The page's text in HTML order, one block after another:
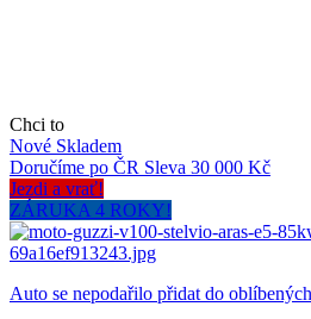
Chci to
Nové Skladem
Doručíme po ČR Sleva 30 000 Kč
Jezdi a vrať!
ZÁRUKA 4 ROKY!
Auto se nepodařilo přidat do oblíbených